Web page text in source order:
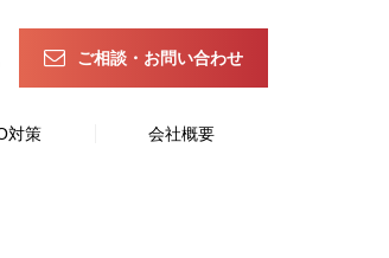
ご相談・お問い合わせ
対策 会社概要